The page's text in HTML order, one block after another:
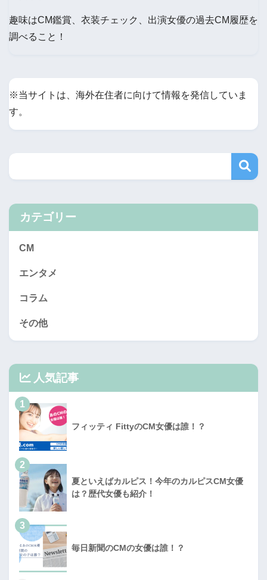
趣味はCM鑑賞、衣装チェック、出演女優の過去CM履歴を
調べること！
※当サイトは、海外在住者に向けて情報を発信していま
す。
カテゴリー
CM
エンタメ
コラム
その他
人気記事
1
フィッティ FittyのCM女優は誰！？
2
夏といえばカルピス！今年のカルピスCM女優
は？歴代女優も紹介！
3
毎日新聞のCMの女優は誰！？